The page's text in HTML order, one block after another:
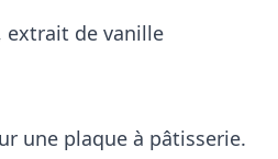
extrait de vanille
une plaque à pâtisserie.